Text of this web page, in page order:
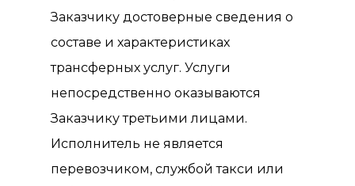
Заказчику достоверные сведения о
составе и характеристиках
трансферных услуг. Услуги
непосредственно оказываются
Заказчику третьими лицами.
Исполнитель не является
перевозчиком, службой такси или